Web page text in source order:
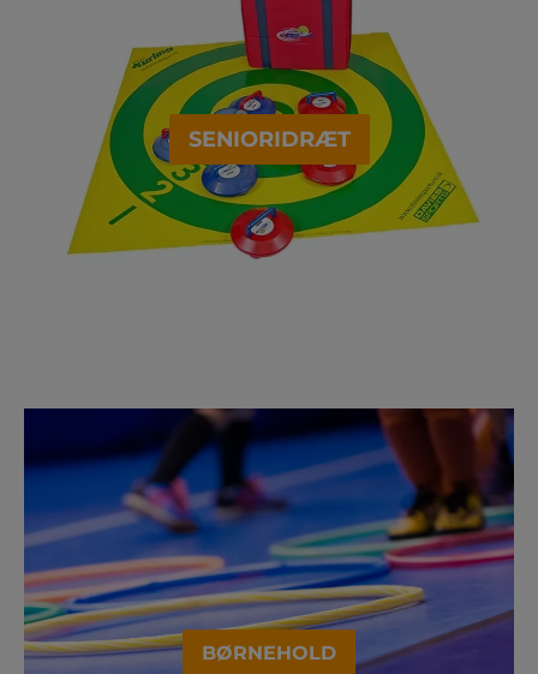
SENIORIDRÆT
BØRNEHOLD